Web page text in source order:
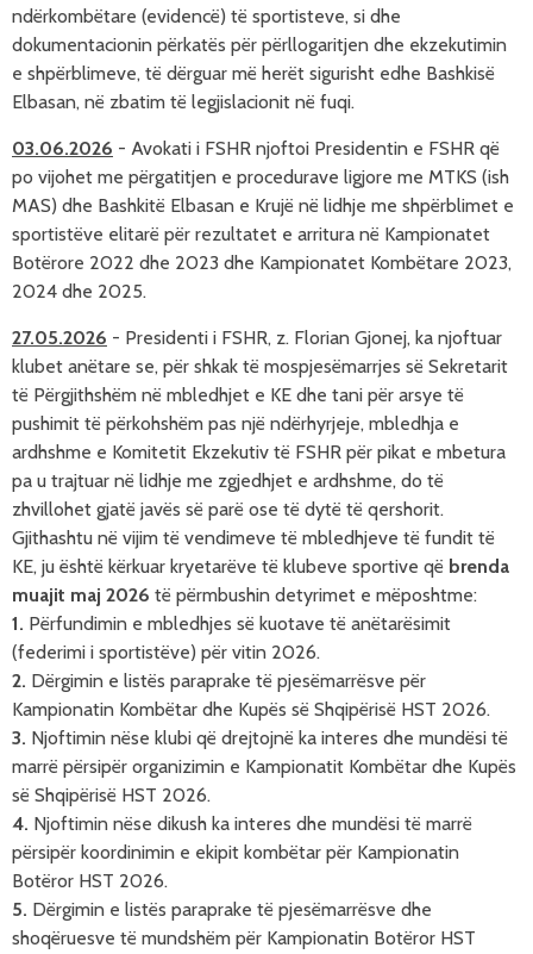
ndërkombëtare (evidencë) të sportisteve, si dhe
dokumentacionin përkatës për përllogaritjen dhe ekzekutimin
e shpërblimeve, të dërguar më herët sigurisht edhe Bashkisë
Elbasan, në zbatim të legjislacionit në fuqi.
03.06.2026 - Avokati i FSHR njoftoi Presidentin e FSHR që
po vijohet me përgatitjen e procedurave ligjore me MTKS (ish
MAS) dhe Bashkitë Elbasan e Krujë në lidhje me shpërblimet e
sportistëve elitarë për rezultatet e arritura në Kampionatet
Botërore 2022 dhe 2023 dhe Kampionatet Kombëtare 2023,
2024 dhe 2025.
27.05.2026 - Presidenti i FSHR, z. Florian Gjonej, ka njoftuar
klubet anëtare se, për shkak të mospjesëmarrjes së Sekretarit
pushimit të përkohshëm pas një ndërhyrjeje, mbledhja e
ardhshme e Komitetit Ekzekutiv të FSHR për pikat e mbetura
pa u trajtuar në lidhje me zgjedhjet e ardhshme, do të
zhvillohet gjatë javës së parë ose të dytë të qershorit.
Gjithashtu në vijim të vendimeve të mbledhjeve të fundit të
KE, ju është kërkuar kryetarëve të klubeve sportive që brenda
muajit maj 2026 të përmbushin detyrimet e mëposhtme:
1. Përfundimin e mbledhjes së kuotave të anëtarësimit
(federimi i sportistëve) për vitin 2026.
2. Dërgimin e listës paraprake të pjesëmarrësve për
Kampionatin Kombëtar dhe Kupës së Shqipërisë HST 2026.
3. Njoftimin nëse klubi që drejtojnë ka interes dhe mundësi të
marrë përsipër organizimin e Kampionatit Kombëtar dhe Kupës
së Shqipërisë HST 2026.
4. Njoftimin nëse dikush ka interes dhe mundësi të marrë
përsipër koordinimin e ekipit kombëtar për Kampionatin
Botëror HST 2026.
5. Dërgimin e listës paraprake të pjesëmarrësve dhe
shoqëruesve të mundshëm për Kampionatin Botëror HST